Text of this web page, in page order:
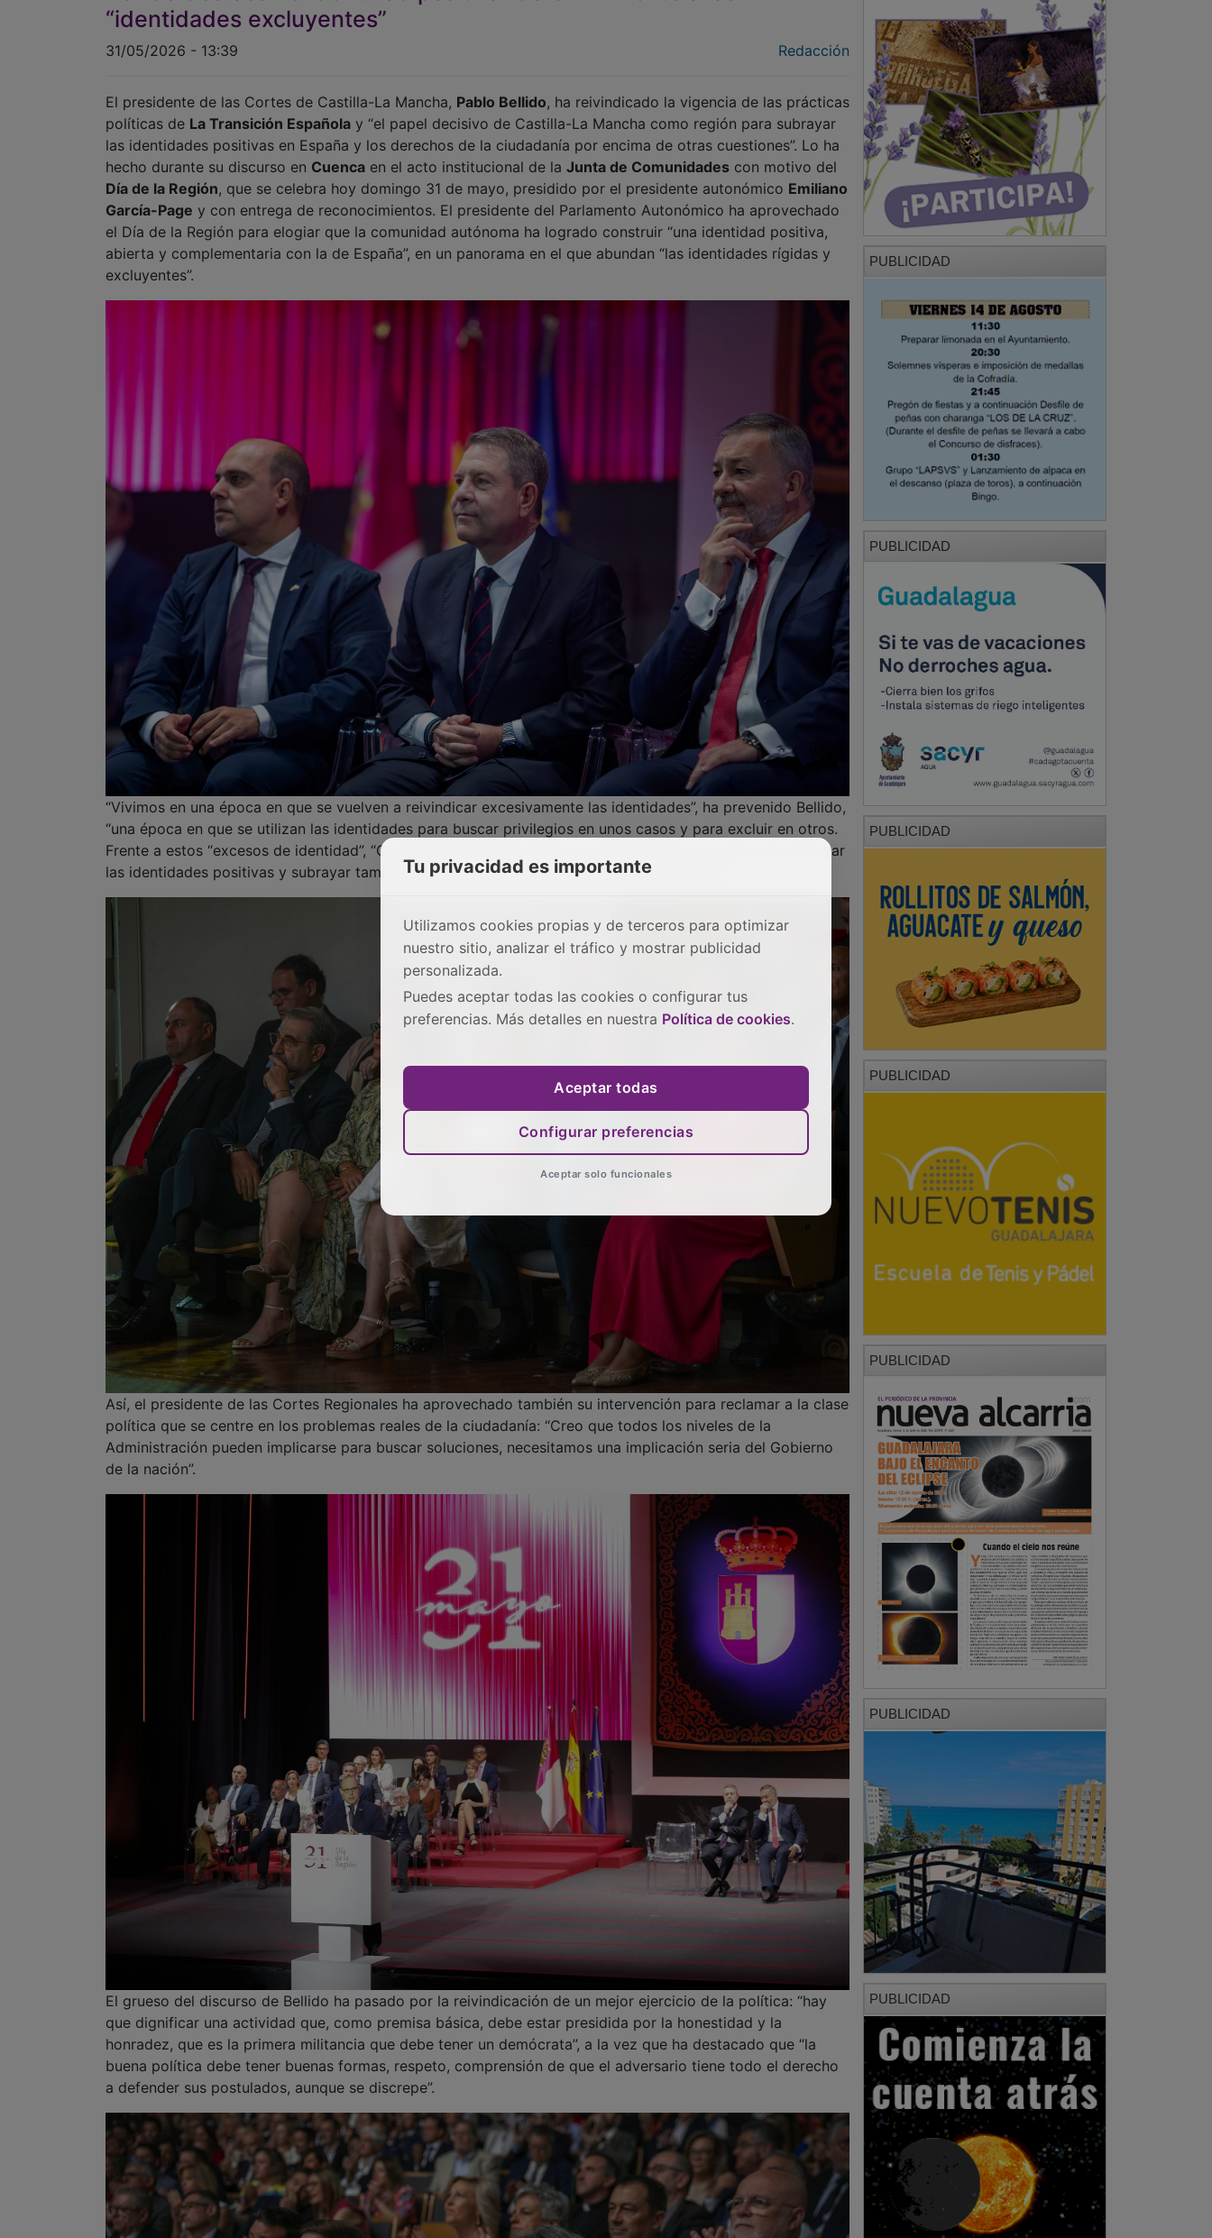
El presidente de las Cortes de Castilla-La Mancha,
políticas de La Transición Española
y “el papel decisivo de Castilla-La Mancha como región para subrayar
hecho durante su discurso enCuencaen el acto institucional de laJunta de Comunidadescon motivo del
Día de la Región, que se celebra hoy domingo 31 de mayo, presidido por el presidente autonómicoEmiliano
García-Pagey con entrega de reconocimientos. El presidente del Parlamento Autonómico ha aprovechado
el Día de la Región para elogiar que la comunidad autónoma ha logrado construir “una identidad positiva,
abierta y complementaria con la de España”, en un panorama en el que abundan “las identidades rígidas y
excluyentes”.
“Vivimos en una época en que se vuelven a reivindicar excesivamente las identidades”, ha prevenido Bellido,
“una época en que se utilizan las identidades para buscar privilegios en unos casos y para excluir en otros.
Frente a estos “excesos de identidad”, “Castilla-la Mancha ha tenido un papel decisivo a la hora de subrayar
las identidades positivas y subrayar también los derechos por encima de otras cuestiones”.
Así, el presidente de las Cortes Regionales ha aprovechado también su intervención para reclamar a la clase
política que se centre en los problemas reales de la ciudadanía: “Creo que todos los niveles de la
Administración pueden implicarse para buscar soluciones, necesitamos una implicación seria del Gobierno
de la nación”.
El grueso del discurso de Bellido ha pasado por la reivindicación de un mejor ejercicio de la política: “hay
que dignificar una actividad que, como premisa básica, debe estar presidida por la honestidad y la
honradez, que es la primera militancia que debe tener un demócrata”, a la vez que ha destacado que “la
buena política debe tener buenas formas, respeto, comprensión de que el adversario tiene todo el derecho
a defender sus postulados, aunque se discrepe”.
PUBLICIDAD
PUBLICIDAD
PUBLICIDAD
PUBLICIDAD
PUBLICIDAD
PUBLICIDAD
PUBLICIDAD
Tu privacidad es importante
Utilizamos cookies propias y de terceros para optimizar
nuestro sitio, analizar el tráfico y mostrar publicidad
personalizada.
Puedes aceptar todas las cookies o configurar tus
preferencias. Más detalles en nuestra Política de cookies.
Aceptar todas
Configurar preferencias
Aceptar solo funcionales